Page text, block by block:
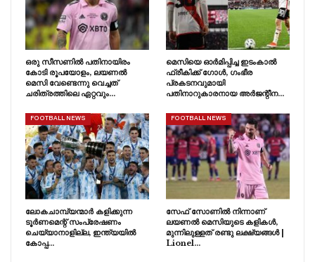
ഒരു സീസണിൽ പതിനായിരം
കോടി രൂപയോളം, ലയണൽ
മെസി വേണ്ടെന്നു വെച്ചത്
ചരിത്രത്തിലെ ഏറ്റവും…
മെസിയെ ഓർമിപ്പിച്ച ഇടംകാൽ
ഫ്രീകിക്ക് ഗോൾ, ഗംഭീര
പ്രകടനവുമായി
പതിനാറുകാരനായ അർജന്റീന…
FOOTBALL NEWS
ലോകചാമ്പ്യന്മാർ കളിക്കുന്ന
ടൂർണമെന്റ് സംപ്രേഷണം
ചെയ്യാനാളില്ല, ഇന്ത്യയിൽ
കോപ്പ…
FOOTBALL NEWS
സേഫ് സോണിൽ നിന്നാണ്
ലയണൽ മെസിയുടെ കളികൾ,
മുന്നിലുള്ളത് രണ്ടു ലക്ഷ്യങ്ങൾ |
Lionel…